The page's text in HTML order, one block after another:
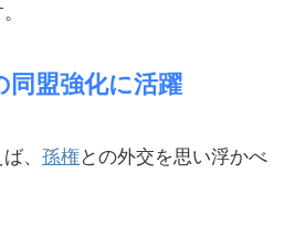
同盟強化に活躍
、 孫権との外交を思い浮かべ